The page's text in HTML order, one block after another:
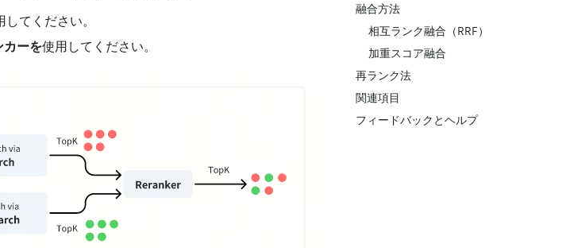
てください。
カーを使用してください。
融合方法
相互ランク融合（RRF）
加重スコア融合
再ランク法
関連項目
フィードバックとヘルプ